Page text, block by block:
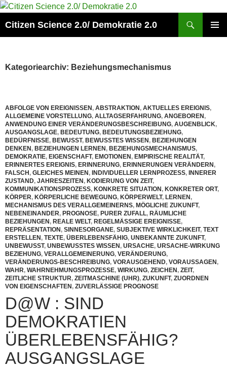
Zum
springen
Citizen Science 2.0/ Demokratie 2.0
Kategoriearchiv: Beziehungsmechanismus
ABFOLGE VON EREIGNISSEN, ABSTRAKTION, AKTUELLES EREIGNIS,
ALLGEMEINE VORSTELLUNG, ALLTAGSERFAHRUNG, ANGEBOREN,
ANWENDUNG EINER VERÄNDERUNGSBESCHREIBUNG, AUGENBLICK,
AUSGANGSLAGE, BEDEUTUNG, BEDEUTUNGSBEZIEHUNG,
BEDÜRFNISSE, BEWUSST, BEWUSSTES WISSEN, BEZIEHUNGEN
DENKEN, BEZIEHUNGEN LERNEN, BEZIEHUNGSMECHANISMUS,
DEMOKRATIE, EIGENSCHAFT, EMOTIONEN, EMPIRISCHE REALITÄT,
ERINNERTES EREIGNIS, ERINNERUNG, ERINNERUNGEN VERÄNDERN,
FALSCH, GLEICHES MEINEN, INDIVIDUELLER LERNPROZESS, INNERER
ZUSTAND, JAHRESZEITEN, KODIERUNG VON ZEIT,
KOMMUNIKATIONSPROZESS, KONKRETE SITUATION, KONKRETER ORT,
KÖRPER, KÖRPERLICHE BEWEGUNG, KÖRPERWELT, LERNEN,
MECHANISMUS DES VERALLGEMEINERNS, MÖGLICHE ZUKUNFT,
NEBENEINANDER, PROGNOSE, PURER ZUFALL, RÄUMLICHE
BEZIEHUNGEN, REALE WELT, REGELMÄSSIGE EREIGNISSE
,
REPRÄSENTATION, SINNESORGANE, SUBJEKTIVE WIRKLICHKEIT, TEXT
ERSTELLEN, TEXTE, ÜBERLEBENSFÄHIG, UNBEKANNTE ZUKUNFT,
UNBEWUSST, UNBEWUSSTES WISSEN, URSACHE, URSACHE-WIRKUNG
BEZIEHUNG, VERALLGEMEINERUNG, VERÄNDERUNG,
VERÄNDERUNGS-BESCHREIBUNG, VORAUSGEHEND, VORAUSSAGEN,
WAHR, WAHRNEHMUNGSPROZESSE, WIRKUNG, ZEICHEN, ZEIT,
ZEITLICHE STRUKTUR, ZEITMASCHINE (UHR), ZUKUNFT, ZUORDNEN
VON EIGENSCHAFTEN, ZUVERLÄSSIGE PROGNOSE
D@W : SIND
DEMOKRATIEN
ÜBERLEBENSFÄHIG?
AUSGANGSLAGE